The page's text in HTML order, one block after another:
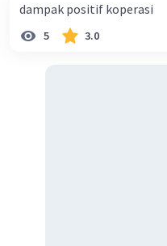
dampak positif koperasi
5 3.0